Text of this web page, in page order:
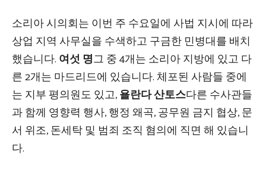
소리아 시의회는 이번 주 수요일에 사법 지시에 따라
상업 지역 사무실을 수색하고 구금한 민병대를 배치
했습니다. 여섯 명그 중 4개는 소리아 지방에 있고 다
른 2개는 마드리드에 있습니다. 체포된 사람들 중에
는 지부 평의원도 있고,욜란다 산토스다른 수사관들
과 함께 영향력 행사, 행정 왜곡, 공무원 금지 협상, 문
서 위조, 돈세탁 및 범죄 조직 혐의에 직면 해 있습니
다.